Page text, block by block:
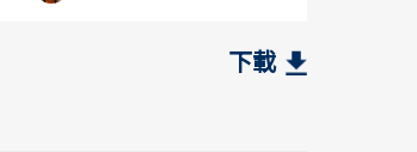
下載